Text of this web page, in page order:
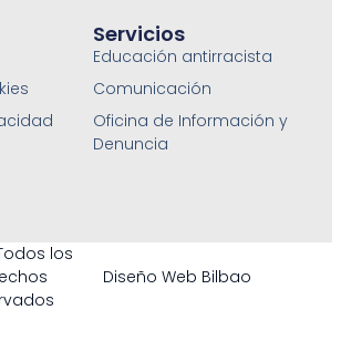
Servicios
Educación antirracista
Comunicación
Oficina de Información y
Denuncia
los
Diseño Web Bilbao